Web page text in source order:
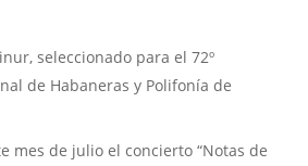
seleccionado para el 72º
de Habaneras y Polifonía de
mes de julio el concierto “Notas de